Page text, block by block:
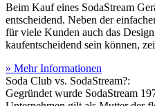
Beim Kauf eines SodaStream
entscheidend. Neben der
für viele Kunden auch das
kaufentscheidend sein können,
» Mehr Informationen
Soda Club vs. SodaStream?:
Gegründet wurde SodaStream